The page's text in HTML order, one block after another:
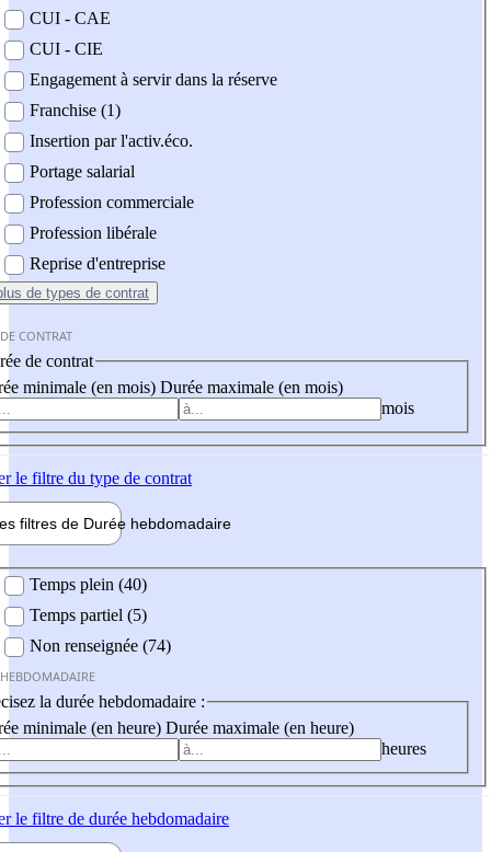
CUI - CAE
CUI - CIE
Engagement à servir dans la réserve
Franchise (1)
Insertion par l'activ.éco.
Portage salarial
Profession commerciale
Profession libérale
Reprise d'entreprise
de types de contrat
CONTRAT
de contrat
minimale (en mois) Durée maximale (en mois)
mois
le filtre du type de contrat
filtres de Durée hebdomadaire
Temps plein (40)
Temps partiel (5)
Non renseignée (74)
la durée hebdomadaire :
minimale (en heure) Durée maximale (en heure)
heures
le filtre de durée hebdomadaire